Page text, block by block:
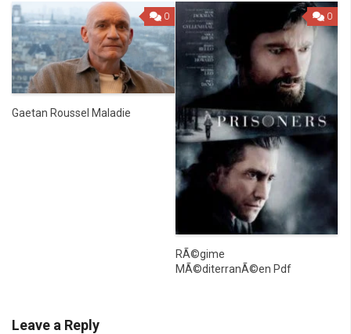
0
Gaetan Roussel Maladie
0
RÃ©gime
MÃ©diterranÃ©en Pdf
Leave a Reply